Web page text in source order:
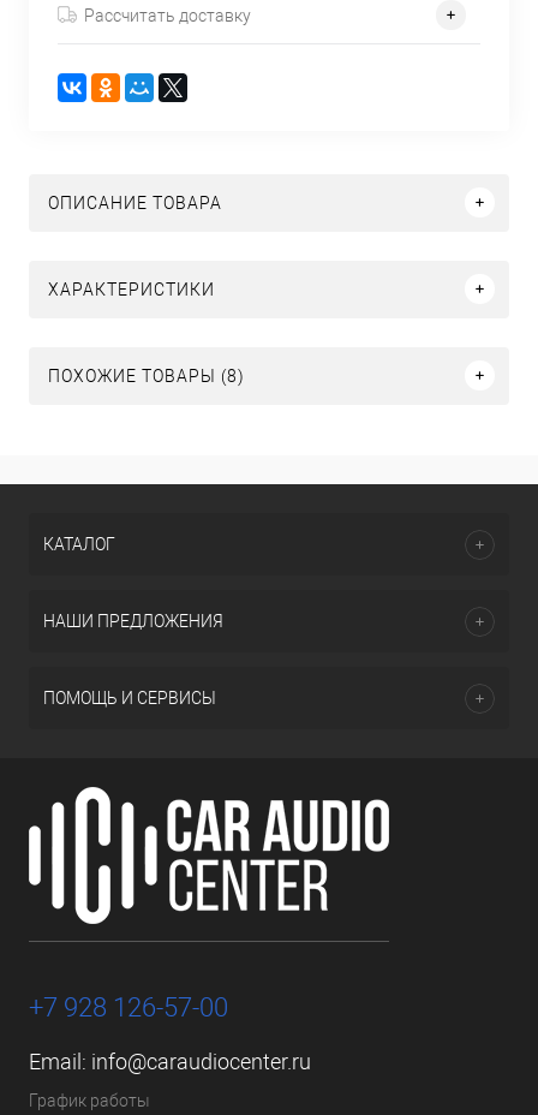
Рассчитать доставку
ОПИСАНИЕ ТОВАРА
ХАРАКТЕРИСТИКИ
ПОХОЖИЕ ТОВАРЫ (8)
КАТАЛОГ
НАШИ ПРЕДЛОЖЕНИЯ
ПОМОЩЬ И СЕРВИСЫ
+7 928 126-57-00
Email: info@caraudiocenter.ru
График работы